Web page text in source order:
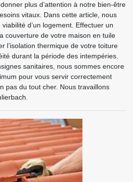
plus d’attention à notre bien-être
vitaux. Dans cette article, nous
d’un logement. Effectuer un
couverture de votre maison en tuile
l’isolation thermique de votre toiture
durant la période des intempéries.
sanitaires, nous sommes encore
pour vous servir correctement
pas du tout cher. Nous travaillons